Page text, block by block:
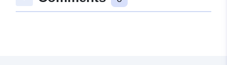
48.0582978 ], [ 9.5563432,